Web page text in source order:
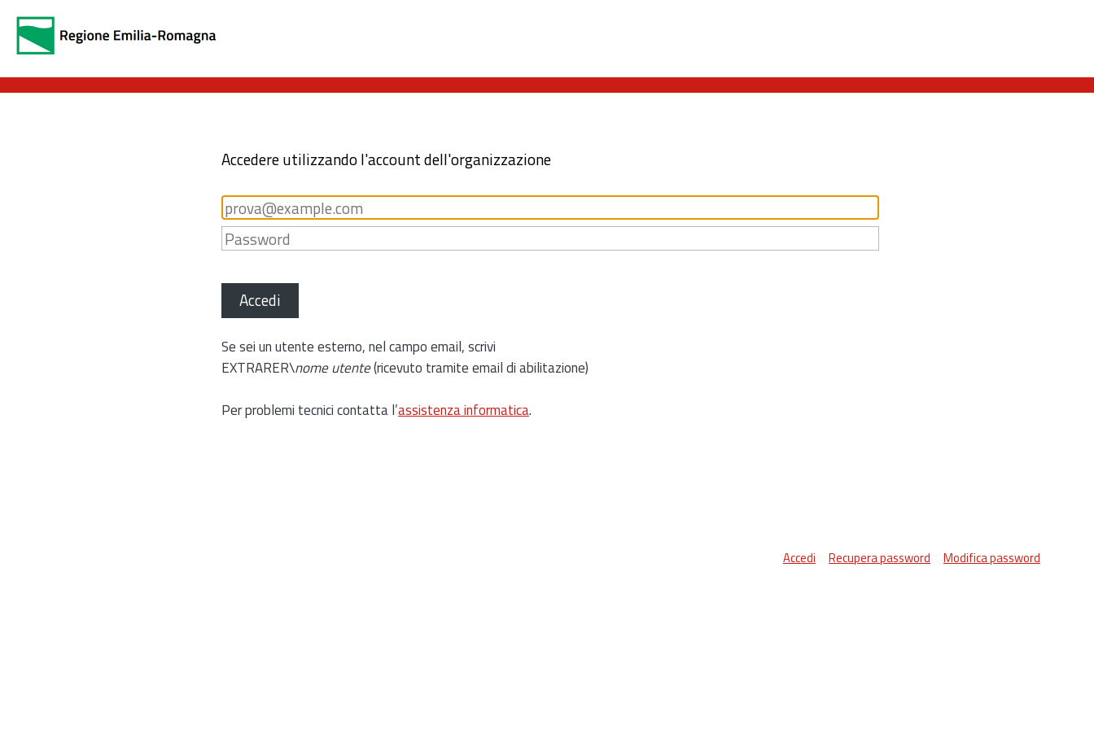
Accedere utilizzando l'account dell'organizzazione
Accedi
Se sei un utente esterno, nel campo email, scrivi
EXTRARER\nome utente(ricevuto tramite email di abilitazione)
Per problemi tecnici contatta l’assistenza informatica.
Accedi Recupera password Modifica password